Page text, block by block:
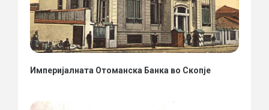
Империјалната Отоманска Банка во Скопје